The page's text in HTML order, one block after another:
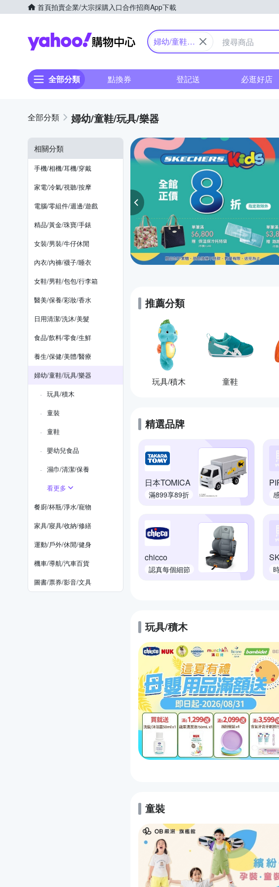
首頁拍賣企業/大宗採購入口合作招商App下載
Yahoo購物中心
婦幼/童鞋/
全部分類 點換券 登記送 必逛好店
婦幼/童鞋/玩具/樂器
相關分類
手機/相機/耳機/穿戴
家電/冷氣/視聽/按摩
電腦/零組件/週邊/遊戲
精品/黃金/珠寶/手錶
女裝/男裝/牛仔休閒
內衣/內褲/襪子/睡衣
女鞋/男鞋/包包/行李箱
醫美/保養/彩妝/香水
日用清潔/洗沐/美髮
食品/飲料/零食/生鮮
養生/保健/美體/醫療
婦幼/童鞋/玩具/樂器
玩具/積木
童裝
童鞋
嬰幼兒食品
濕巾/清潔/保養
看更多
餐廚/杯瓶/淨水/寵物
家具/寢具/收納/修繕
運動/戶外/休閒/健身
機車/導航/汽車百貨
圖書/票券/影音/文具
推薦分類
玩具/積木 童鞋
精選品牌
日本TOMICA
滿899享89折
chicco
認真每個細節
玩具/積木的優惠推薦活動
童裝